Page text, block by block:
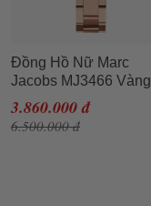
Đồng Hồ Nữ Marc
Jacobs MJ3466 Vàng
Hồng
3.860.000 đ
6.500.000 đ